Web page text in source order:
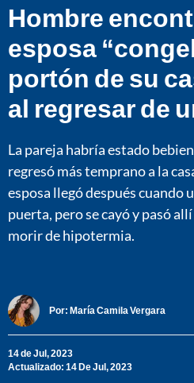
Hombre
esposa
portón de su
al regresar de
La pareja habría estado
regresó más temprano a la
esposa llegó después cuando
puerta, pero se cayó y pasó
morir de hipotermia.
Por: María Camila Vergara
14 de Jul, 2023
Actualizado: 14 De Jul, 2023